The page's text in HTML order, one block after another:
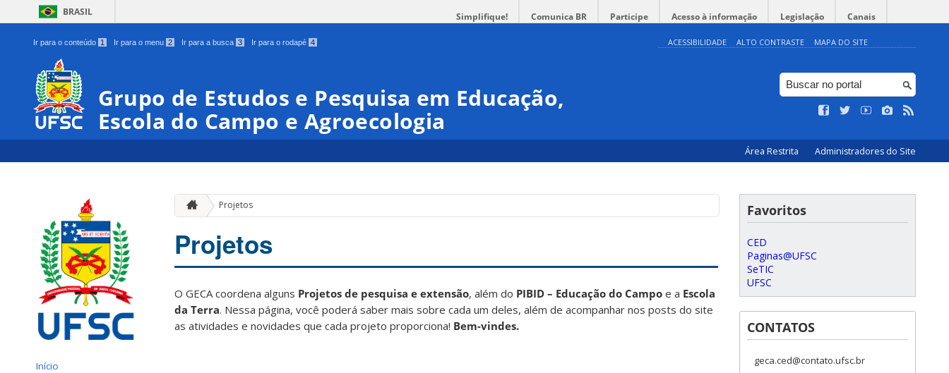
BRASIL Simplifique! Comunica BR Participe Acesso à informação Legislação Canais
Ir para o conteúdo 1 Ir para o menu 2 Ir para a busca 3 Ir para o rodapé 4 ACESSIBILIDADE ALTO CONTRASTE MAPA DO SITE
Grupo de Estudos e Pesquisa em Educação,
Escola do Campo e Agroecologia
Área Restrita Administradores do Site
Início
Projetos
Projetos
O GECA coordena alguns Projetos de pesquisa e extensão, além do PIBID – Educação do Campo e a Escola
da Terra. Nessa página, você poderá saber mais sobre cada um deles, além de acompanhar nos posts do site
as atividades e novidades que cada projeto proporciona! Bem-vindes.
Favoritos
CED
Paginas@UFSC
SeTIC
UFSC
CONTATOS
geca.ced@contato.ufsc.br